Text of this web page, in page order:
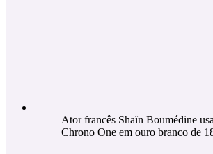
Ator francês Shaïn Boumédine
Chrono One em ouro branco de